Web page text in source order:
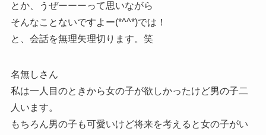
とか、うぜーーーって思いながら
そんなことないですよー(*^^*)では！
と、会話を無理矢理切ります。笑
名無しさん
私は一人目のときから女の子が欲しかったけど男の子二
人います。
もちろん男の子も可愛いけど将来を考えると女の子がい